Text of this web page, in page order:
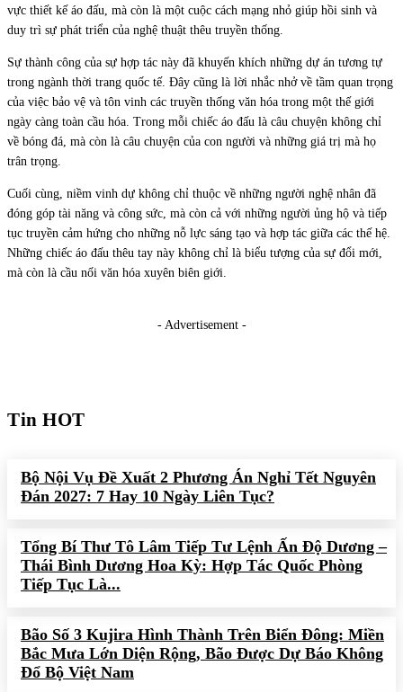
Tin HOT
Bộ Nội Vụ Đề Xuất 2 Phương Án Nghỉ Tết Nguyên
Đán 2027: 7 Hay 10 Ngày Liên Tục?
Tổng Bí Thư Tô Lâm Tiếp Tư Lệnh Ấn Độ Dương –
Thái Bình Dương Hoa Kỳ: Hợp Tác Quốc Phòng
Tiếp Tục Là...
Bão Số 3 Kujira Hình Thành Trên Biển Đông: Miền
Bắc Mưa Lớn Diện Rộng, Bão Được Dự Báo Không
Đổ Bộ Việt Nam
vực thiết kế áo đấu, mà còn là một cuộc cách mạng nhỏ giúp hồi sinh và
duy trì sự phát triển của nghệ thuật thêu truyền thống.
Sự thành công của sự hợp tác này đã khuyến khích những dự án tương tự
trong ngành thời trang quốc tế. Đây cũng là lời nhắc nhở về tầm quan trọng
của việc bảo vệ và tôn vinh các truyền thống văn hóa trong một thế giới
ngày càng toàn cầu hóa. Trong mỗi chiếc áo đấu là câu chuyện không chỉ
về bóng đá, mà còn là câu chuyện của con người và những giá trị mà họ
trân trọng.
Cuối cùng, niềm vinh dự không chỉ thuộc về những người nghệ nhân đã
đóng góp tài năng và công sức, mà còn cả với những người ủng hộ và tiếp
tục truyền cảm hứng cho những nỗ lực sáng tạo và hợp tác giữa các thế hệ.
Những chiếc áo đấu thêu tay này không chỉ là biểu tượng của sự đổi mới,
mà còn là cầu nối văn hóa xuyên biên giới.
- Advertisement -